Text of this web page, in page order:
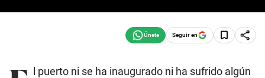
Seguir en
l puerto ni se ha inaugurado ni ha sufrido algún